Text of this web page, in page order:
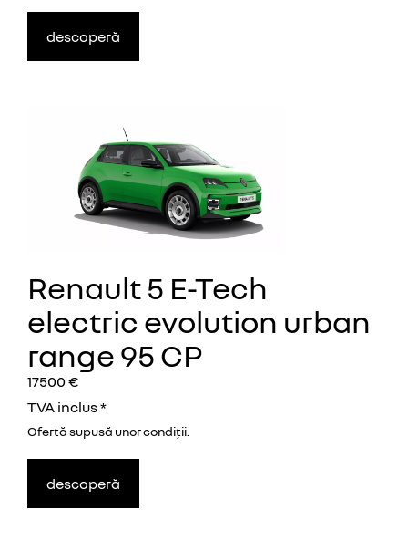
descoperă
Renault 5 E-Tech
electric evolution urban
range 95 CP
17500 €
TVA inclus *
Ofertă supusă unorcondiţii.
descoperă